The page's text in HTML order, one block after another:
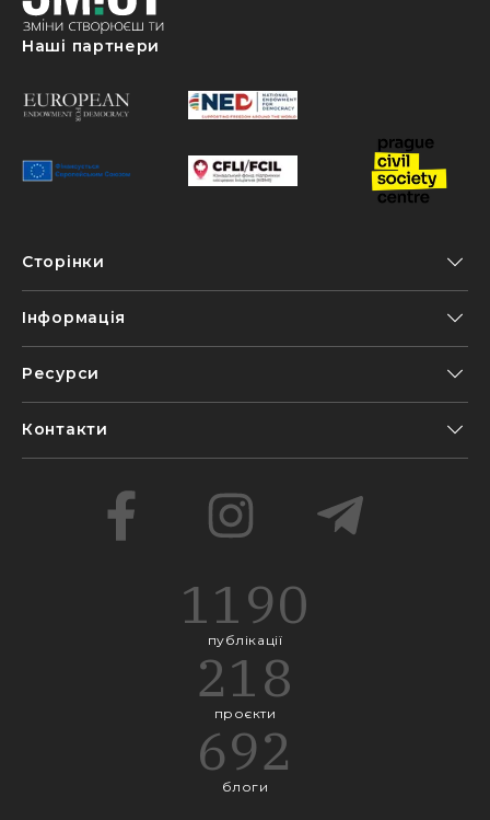
Наші партнери
Сторінки
Інформація
Ресурси
Контакти
1190
публікації
218
проєкти
692
блоги